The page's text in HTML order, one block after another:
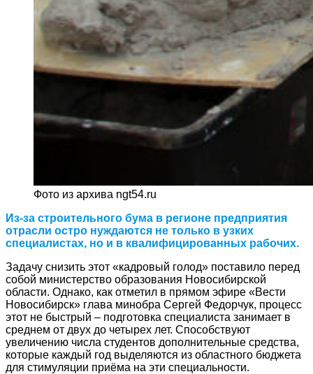
Фото из архива ngt54.ru
Из-за строительного бума в регионе предприятия
отрасли остро нуждаются не только в узких
специалистах, но и в квалифицированных рабочих.
Задачу снизить этот «кадровый голод» поставило перед
собой министерство образования Новосибирской
области. Однако, как отметил в прямом эфире «Вести
Новосибирск» глава минобра Сергей Федорчук, процесс
этот не быстрый – подготовка специалиста занимает в
среднем от двух до четырех лет. Способствуют
увеличению числа студентов дополнительные средства,
которые каждый год выделяются из областного бюджета
для стимуляции приёма на эти специальности.